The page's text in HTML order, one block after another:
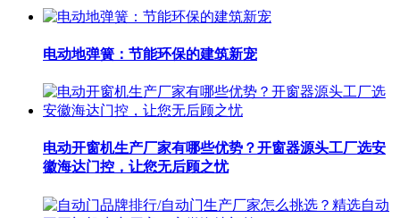
电动地弹簧：节能环保的建筑新宠
电动开窗机生产厂家有哪些优势？开窗器源头工厂选安
徽海达门控，让您无后顾之忧